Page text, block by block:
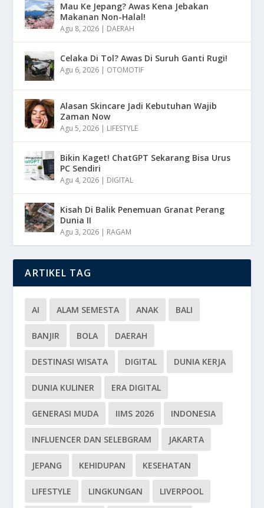
Mau Ke Jepang? Awas Kena Jebakan
Makanan Non-Halal!
Agu 8, 2026 | DAERAH
Celaka Di Tol? Awas Di Suruh Ganti Rugi!
Agu 6, 2026 | OTOMOTIF
Alasan Skincare Jadi Kebutuhan Wajib
Zaman Now
Agu 5, 2026 | LIFESTYLE
Bikin Kaget! ChatGPT Sekarang Bisa Urus
PC Sendiri
Agu 4, 2026 | DIGITAL
Kisah Di Balik Penemuan Granat Perang
Dunia II
Agu 3, 2026 | RAGAM
ARTIKEL TAG
AI ALAM SEMESTA ANAK BALI
BANJIR BOLA DAERAH
DESTINASI WISATA DIGITAL DUNIA KERJA
DUNIA KULINER ERA DIGITAL
GENERASI MUDA IIMS 2026 INDONESIA
INFLUENCER DAN SELEBGRAM JAKARTA
JEPANG KEHIDUPAN KESEHATAN
LIFESTYLE LINGKUNGAN LIVERPOOL